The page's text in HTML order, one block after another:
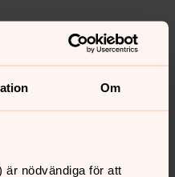
Om
nödvändiga för att
välkommen att
uppmärkta leder: Inga-
som är 11 km och